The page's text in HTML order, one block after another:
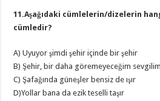
11.Aşağıdaki cümlelerin/dizelerin
cümledir?
A) Uyuyor şimdi şehir içinde bir şehir
B) Şehir, bir daha göremeyeceğim
C) Şafağında güneşler bensiz de ışır
D)Yollar bana da ezik teselli taşır